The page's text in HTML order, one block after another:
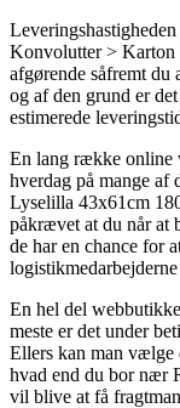
Konvolutter >
afgørende såfremt du
og af den grund er
estimerede
En lang række online
hverdag på mange af
Lyselilla 43x61cm
påkrævet at du når at
de har en chance for
En hel del
meste er det under
Ellers kan man vælge
hvad end du bor nær
vil blive at få